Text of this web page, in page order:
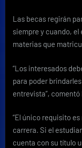
Las becas regirán
siempre y cuando,
materias que
“Los interesados
para poder
entrevista”,
“El único requisito
carrera. Si el
cuenta con su título